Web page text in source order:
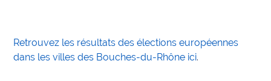
Nous
Retrouvez les résultats des élections européennes
dans les villes des Bouches-du-Rhône ici.